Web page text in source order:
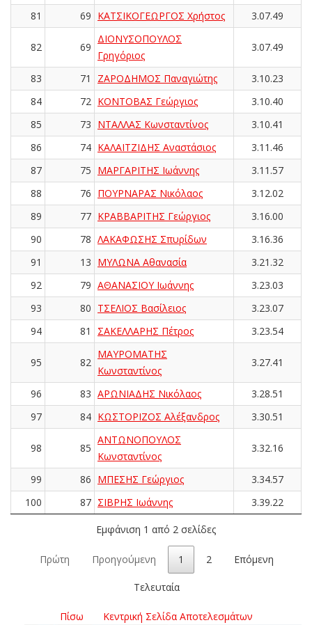
81
69 ΚΑΤΣΙΚΟΓΕΩΡΓΟΣ Χρήστος 3.07.49
82 69
ΔΙΟΝΥΣΟΠΟΥΛΟΣ
Γρηγόριος
3.07.49
83 71 ΖΑΡΟΔΗΜΟΣ Παναγιώτης
3.10.23
84
72 ΚΟΝΤΟΒΑΣ Γεώργιος
3.10.40
85
73 ΝΤΑΛΛΑΣ Κωνσταντίνος
3.10.41
86
74 ΚΑΛΑΪΤΖΙΔΗΣ Αναστάσιος
3.11.46
87
75 ΜΑΡΓΑΡΙΤΗΣ Ιωάννης
3.11.57
88
76 ΠΟΥΡΝΑΡΑΣ Νικόλαος
3.12.02
89
77 ΚΡΑΒΒΑΡΙΤΗΣ Γεώργιος
3.16.00
90
78 ΛΑΚΑΦΩΣΗΣ Σπυρίδων
3.16.36
91
13 ΜΥΛΩΝΑ Αθανασία
3.21.32
92
79 ΑΘΑΝΑΣΙΟΥ Ιωάννης
3.23.03
93
80 ΤΣΕΛΙΟΣ Βασίλειος
3.23.07
94
81 ΣΑΚΕΛΛΑΡΗΣ Πέτρος 3.23.54
95 82
ΜΑΥΡΟΜΑΤΗΣ
Κωνσταντίνος
3.27.41
96 83 ΑΡΩΝΙΑΔΗΣ Νικόλαος
3.28.51
97
84 ΚΩΣΤΟΡΙΖΟΣ Αλέξανδρος 3.30.51
98 85
ΑΝΤΩΝΟΠΟΥΛΟΣ
Κωνσταντίνος
3.32.16
99 86 ΜΠΕΣΗΣ Γεώργιος
3.34.57
100
87 ΣΙΒΡΗΣ Ιωάννης 3.39.22
Εμφάνιση 1 από 2 σελίδες
Πρώτη Προηγούμενη 1 2 Επόμενη
Τελευταία
Πίσω Κεντρική Σελίδα Αποτελεσμάτων